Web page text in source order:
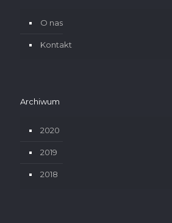
O nas
Kontakt
Archiwum
2020
2019
2018